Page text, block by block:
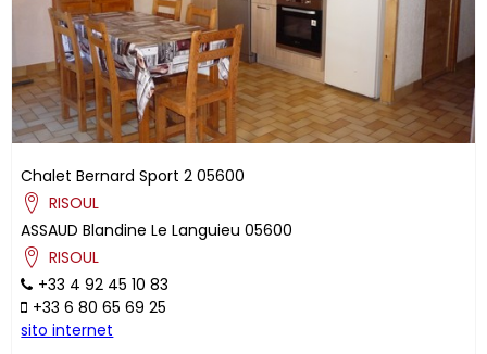
Chalet Bernard Sport 2 05600
RISOUL
ASSAUD Blandine Le Languieu 05600
RISOUL
+33 4 92 45 10 83
+33 6 80 65 69 25
sito internet